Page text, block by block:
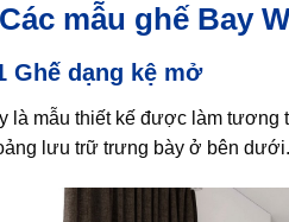
mẫu ghế Bay
Ghế dạng kệ mở
là mẫu thiết kế được làm tương
lưu trữ trưng bày ở bên dưới.